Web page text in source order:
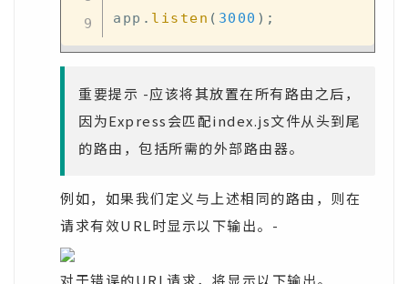
app . listen ( 3000 ) ;
重要提示 -应该将其放置在所有路由之后，
因为Express会匹配index.js文件从头到尾
的路由，包括所需的外部路由器。
例如，如果我们定义与上述相同的路由，则在
请求有效URL时显示以下输出。-
对于错误的URL请求，将显示以下输出。